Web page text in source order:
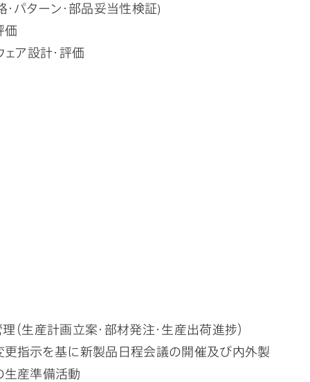
パターン・部品妥当性検証)
価
ェア設計・評価
（生産計画立案・部材発注・生産出荷進捗）
更指示を基に新製品日程会議の開催及び内外製
生産準備活動